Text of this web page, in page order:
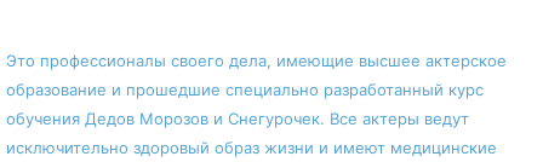
Это профессионалы своего дела, имеющие высшее актерское
образование и прошедшие специально разработанный курс
обучения Дедов Морозов и Снегурочек. Все актеры ведут
исключительно здоровый образ жизни и имеют медицинские